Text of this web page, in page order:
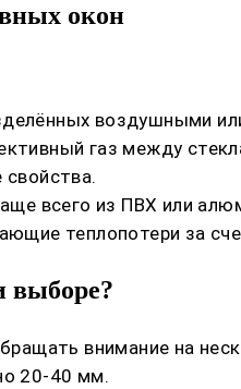
окон
воздушными
газ между
всего из ПВХ или
теплопотери за
выборе?
внимание на
20-40 мм.